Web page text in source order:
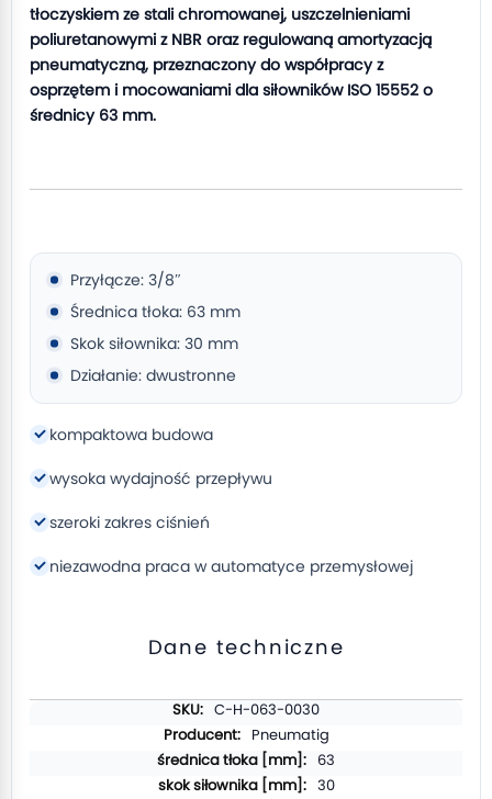
tłoczyskiem ze stali chromowanej, uszczelnieniami
poliuretanowymi z NBR oraz regulowaną amortyzacją
pneumatyczną, przeznaczony do współpracy z
osprzętem i mocowaniami dla siłowników ISO 15552 o
średnicy 63 mm.
Przyłącze: 3/8″
Średnica tłoka: 63 mm
Skok siłownika: 30 mm
Działanie: dwustronne
kompaktowa budowa
wysoka wydajność przepływu
szeroki zakres ciśnień
niezawodna praca w automatyce przemysłowej
Dane techniczne
C-H-063-0030
Pneumatig
63
30